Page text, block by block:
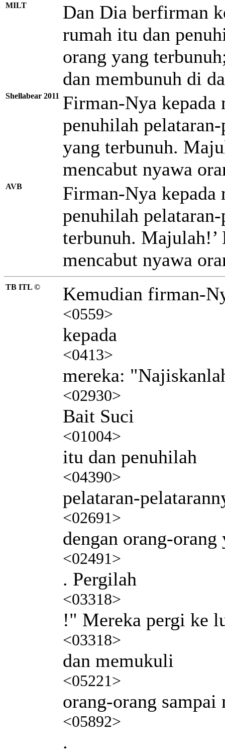
MILT
Dan Dia berfirman
rumah itu dan
orang yang
dan membunuh di
Shellabear 2011 Firman-Nya
penuhilah
yang terbunuh.
mencabut nyawa
AVB
Firman-Nya kepada
penuhilah
terbunuh. Majulah!’
mencabut nyawa
TB ITL © Kemudian firman-
<0559>
kepada
<0413>
mereka:
<02930>
Bait Suci
<01004>
itu dan penuhilah
<04390>
pelataran-
<02691>
dengan orang-orang
<02491>
. Pergilah
<03318>
!" Mereka pergi ke
<03318>
dan memukuli
<05221>
orang-orang
<05892>
.